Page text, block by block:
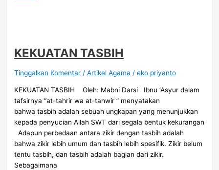
KEKUATAN TASBIH
Tinggalkan Komentar /Artikel Agama /eko priyanto
KEKUATAN TASBIH Oleh: Mabni Darsi Ibnu ‘Asyur dalam
tafsirnya “at-tahrir wa at-tanwir ” menyatakan
bahwa tasbih adalah sebuah ungkapan yang menunjukkan
kepada penyucian Allah SWT dari segala bentuk kekurangan
Adapun perbedaan antara zikir dengan tasbih adalah
bahwa zikir lebih umum dan tasbih lebih spesifik. Zikir belum
tentu tasbih, dan tasbih adalah bagian dari zikir.
Sebagaimana